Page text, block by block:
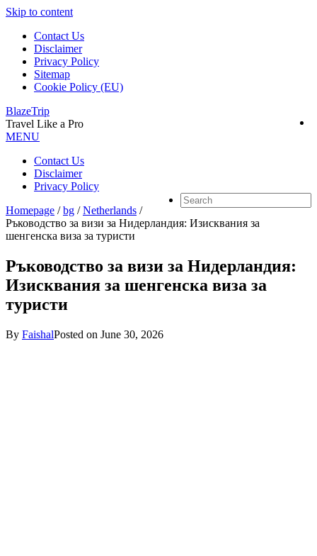
Skip to content
Contact Us
Disclaimer
Privacy Policy
Sitemap
Cookie Policy (EU)
BlazeTrip
Travel Like a Pro
MENU
Contact Us
Disclaimer
Privacy Policy
Homepage / bg / Netherlands /
Ръководство за визи за Нидерландия: Изисквания за
шенгенска виза за туристи
Ръководство за визи за Нидерландия:
Изисквания за шенгенска виза за
туристи
By FaishalPosted on June 30, 2026